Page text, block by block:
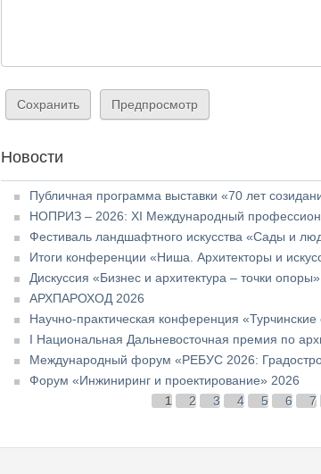
Новости
Публичная программа выставки «70 лет
НОПРИЗ – 2026: XI Международный
Фестиваль ландшафтного искусства «Сады и
Итоги конференции «Ниша. Архитекторы и
Дискуссия «Бизнес и архитектура – точки опоры»
АРХПАРОХОД 2026
Научно-практическая конференция «Турчинские
I Национальная Дальневосточная премия по
Международный форум «РЕБУС 2026:
Форум «Инжиниринг и проектирование» 2026
1 2 3 4 5 6 7